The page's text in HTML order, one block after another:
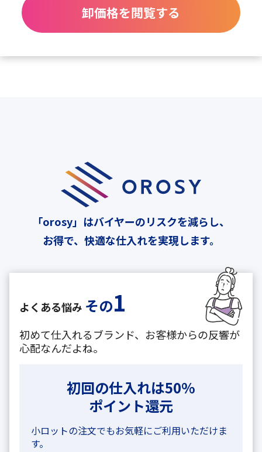
卸価格を閲覧する
「orosy」はバイヤーのリスクを減らし、
お得で、快適な仕入れを実現します。
よくある悩み その1
初めて仕入れるブランド、お客様からの反響が
心配なんだよね。
初回の仕入れは50%
ポイント還元
小ロットの注文でもお気軽にご利用いただけま
す。